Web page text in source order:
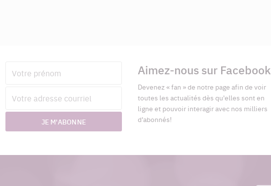
courriel
JE M'ABONNE
Aimez-nous sur Facebook
Devenez « fan » de notre page afin de voir
toutes les actualités dès qu'elles sont en
ligne et pouvoir interagir avec nos milliers
d'abonnés!